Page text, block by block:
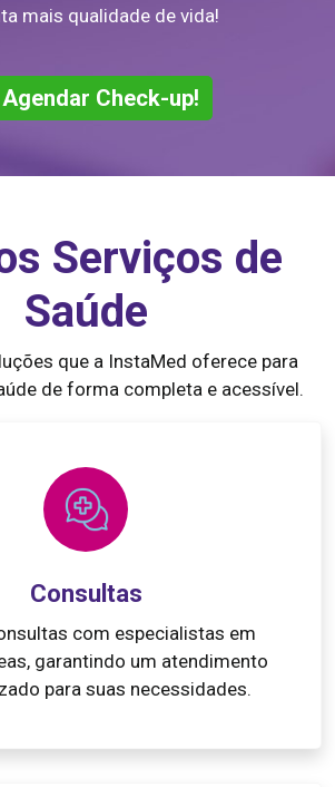
mais qualidade de vida!
Agendar Check-up!
Serviços de
Saúde
que a InstaMed oferece para
de forma completa e acessível.
Consultas
com especialistas em
garantindo um atendimento
para suas necessidades.